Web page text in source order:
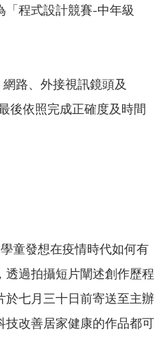
「程式設計競賽-中年級
後依照完成正確度及時間
過拍攝短片闡述創作歷程
於七月三十日前寄送至主辦
技改善居家健康的作品都可